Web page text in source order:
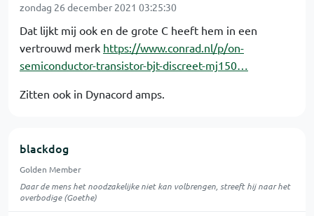
zondag 26 december 2021 03:25:30
Dat lijkt mij ook en de grote C heeft hem in een
vertrouwd merk https://www.conrad.nl/p/on-
semiconductor-transistor-bjt-discreet-mj150…
Zitten ook in Dynacord amps.
blackdog
Golden Member
Daar de mens het noodzakelijke niet kan volbrengen, streeft hij naar het
overbodige (Goethe)